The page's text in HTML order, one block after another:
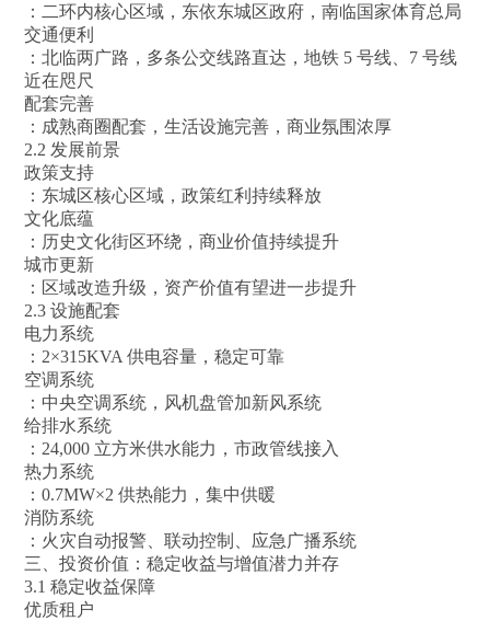
：二环内核心区域，东依东城区政府，南临国家体育总局
交通便利
：北临两广路，多条公交线路直达，地铁 5 号线、7 号线
近在咫尺
配套完善
：成熟商圈配套，生活设施完善，商业氛围浓厚
2.2 发展前景
政策支持
：东城区核心区域，政策红利持续释放
文化底蕴
：历史文化街区环绕，商业价值持续提升
城市更新
：区域改造升级，资产价值有望进一步提升
2.3 设施配套
电力系统
：2×315KVA 供电容量，稳定可靠
空调系统
：中央空调系统，风机盘管加新风系统
给排水系统
：24,000 立方米供水能力，市政管线接入
热力系统
：0.7MW×2 供热能力，集中供暖
消防系统
：火灾自动报警、联动控制、应急广播系统
三、投资价值：稳定收益与增值潜力并存
3.1 稳定收益保障
优质租户